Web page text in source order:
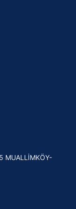
MUALLİMKÖY-